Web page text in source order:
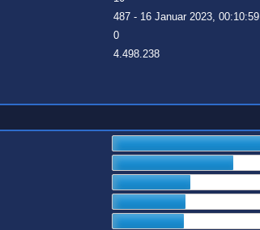
487 - 16 Januar 2023, 00:10:59
0
4.498.238